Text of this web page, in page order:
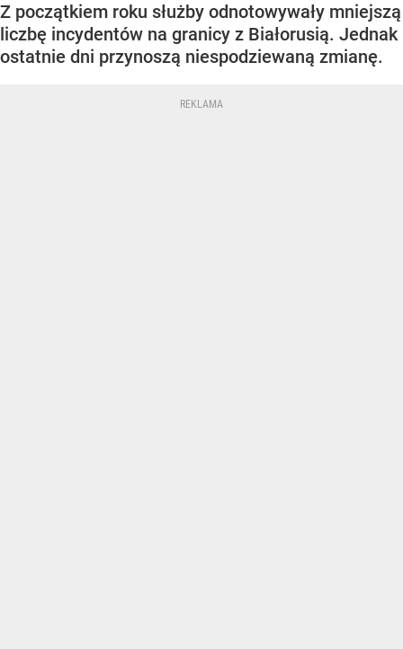
Z początkiem roku służby odnotowywały mniejszą
liczbę incydentów na granicy z Białorusią. Jednak
ostatnie dni przynoszą niespodziewaną zmianę.